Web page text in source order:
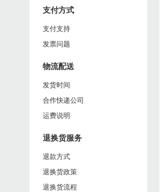
支付方式
支付支持
发票问题
物流配送
发货时间
合作快递公司
运费说明
退换货服务
退款方式
退换货政策
退换货流程